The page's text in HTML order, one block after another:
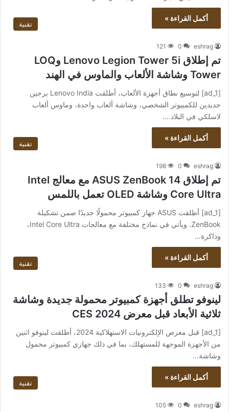
أكمل القراءة »
تقنية
eshrag
0
121
تم إطلاق Lenovo Legion Tower 5i وLOQ
Tower وشاشة الألعاب والماوس في الهند
[ad_1] لتوسيع نطاق أجهزة الألعاب، أطلقت Lenovo India برجين
جديدين للكمبيوتر الشخصي، وشاشة ألعاب واحدة، وماوس ألعاب
لاسلكي في البلاد.…
أكمل القراءة »
تقنية
eshrag
0
198
تم إطلاق ASUS ZenBook 14 مع معالج Intel
Core Ultra وشاشة OLED تعمل باللمس
[ad_1] أطلقت ASUS جهاز كمبيوتر محمولًا جديدًا ضمن تشكيلة
ZenBook. ويأتي في نماذج مختلفة مع معالجات Intel Core Ultra،
وذاكرة…
أكمل القراءة »
تقنية
eshrag
0
133
لينوفو تطلق أجهزة كمبيوتر محمولة جديدة وشاشة
ثلاثية الأبعاد قبل معرض CES 2024
[ad_1] قبل معرض الإلكترونيات الاستهلاكية 2024، أطلقت لينوفو اثنين
من الأجهزة الموجهة للمستهلك، بما في ذلك جهازي كمبيوتر محمول
وشاشة…
أكمل القراءة »
تقنية
eshrag
0
105